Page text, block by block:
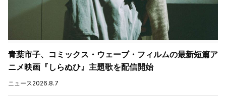
青葉市子、コミックス・ウェーブ・フィルムの最新短篇ア
ニメ映画『しらぬひ』主題歌を配信開始
ニュース2026.8.7